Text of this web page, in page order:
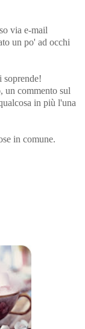
via e-mail
un po' ad occhi
soprende!
un commento sul
in più l'una
in comune.